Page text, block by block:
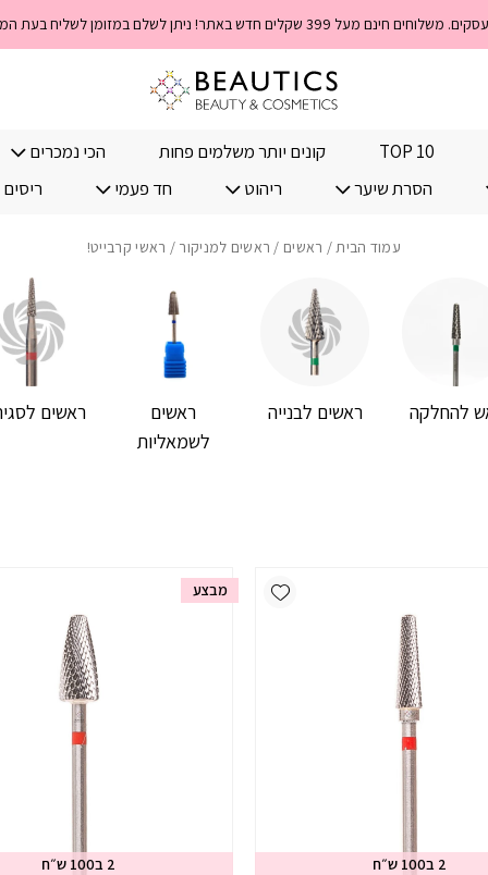
TOP 10 קונים יותר משלמים פחות הכי נמכרים
הסרת שיער ריהוט חד פעמי
עמוד הבית / ראשים / ראשים למניקור / ראשי קרבייט!
להחלקה ראשים לבנייה
ראשים
לשמאליות
ראשים
Add wishlist
2 ב100 ש״ח 2 ב100 ש״ח
מבצע